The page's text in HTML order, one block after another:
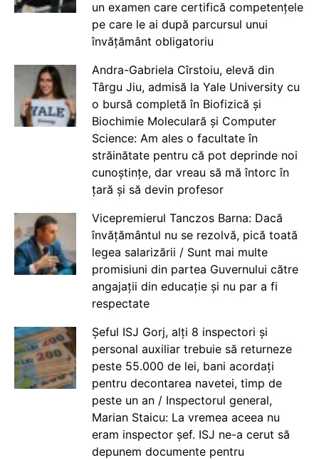
un examen care certifică competențele
pe care le ai după parcursul unui
învățământ obligatoriu
Andra-Gabriela Cîrstoiu, elevă din
Târgu Jiu, admisă la Yale University cu
o bursă completă în Biofizică și
Biochimie Moleculară și Computer
Science: Am ales o facultate în
străinătate pentru că pot deprinde noi
cunoștințe, dar vreau să mă întorc în
țară și să devin profesor
Vicepremierul Tanczos Barna: Dacă
învățământul nu se rezolvă, pică toată
legea salarizării / Sunt mai multe
promisiuni din partea Guvernului către
angajații din educație și nu par a fi
respectate
Șeful ISJ Gorj, alți 8 inspectori și
personal auxiliar trebuie să returneze
peste 55.000 de lei, bani acordați
pentru decontarea navetei, timp de
peste un an / Inspectorul general,
Marian Staicu: La vremea aceea nu
eram inspector șef. ISJ ne-a cerut să
depunem documente pentru